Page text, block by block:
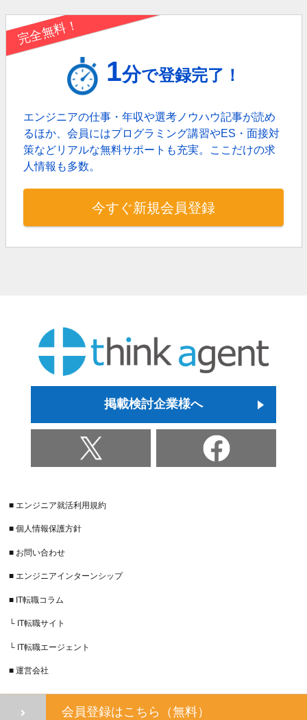
完全無料！
1分で登録完了！
エンジニアの仕事・年収や選考ノウハウ記事が読め
るほか、会員にはプログラミング講習やES・面接対
策などリアルな無料サポートも充実。 ここだけの求
人情報も多数。
今すぐ新規会員登録
掲載検討企業様へ
■ エンジニア就活利用規約
■ 個人情報保護方針
■ お問い合わせ
■ エンジニアインターンシップ
■ IT転職コラム
└ IT転職サイト
└ IT転職エージェント
■ 運営会社
会員登録はこちら（無料）